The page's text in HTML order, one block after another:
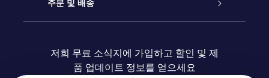
OSR 상품권
Star Register
맞춤 별 페이지
주문 및 배송
결제 정보
저희 무료 소식지에 가입하고 할인 및 제
품 업데이트 정보를 얻으세요